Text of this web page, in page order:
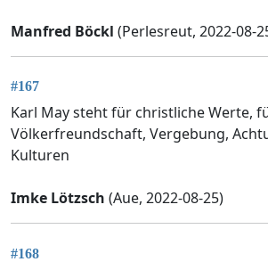
Manfred Böckl (Perlesreut, 2022-08-
#167
Karl May steht für christliche Werte,
Völkerfreundschaft, Vergebung,
Kulturen
Imke Lötzsch (Aue, 2022-08-25)
#168